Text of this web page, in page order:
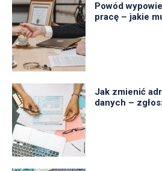
Powód
pracę – jakie
Jak zmienić
danych –